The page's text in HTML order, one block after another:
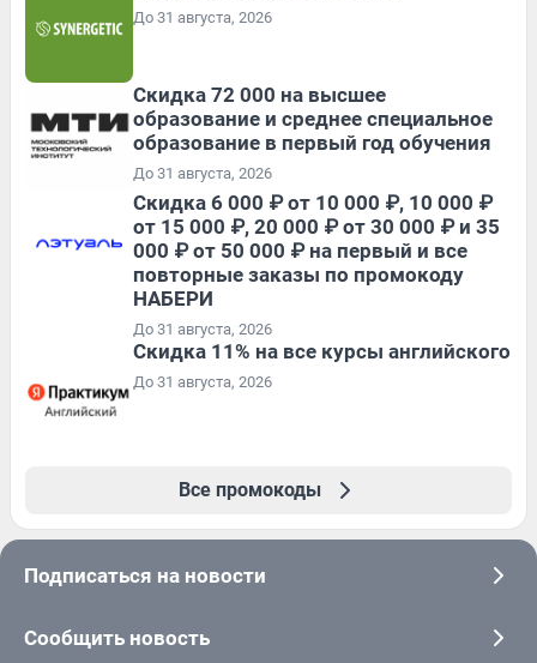
До 31 августа, 2026
Скидка 72 000 на высшее
образование и среднее специальное
образование в первый год обучения
До 31 августа, 2026
Скидка 6 000 ₽ от 10 000 ₽, 10 000 ₽
от 15 000 ₽, 20 000 ₽ от 30 000 ₽ и 35
000 ₽ от 50 000 ₽ на первый и все
повторные заказы по промокоду
НАБЕРИ
До 31 августа, 2026
Скидка 11% на все курсы английского
До 31 августа, 2026
Все промокоды
Подписаться на новости
Сообщить новость